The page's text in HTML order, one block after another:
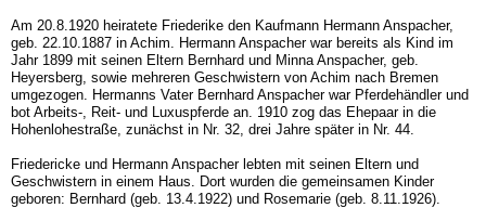
Am 20.8.1920 heiratete Friederike den Kaufmann Hermann Anspacher,
geb. 22.10.1887 in Achim. Hermann Anspacher war bereits als Kind im
Jahr 1899 mit seinen Eltern Bernhard und Minna Anspacher, geb.
Heyersberg, sowie mehreren Geschwistern von Achim nach Bremen
umgezogen. Hermanns Vater Bernhard Anspacher war Pferdehändler und
bot Arbeits-, Reit- und Luxuspferde an. 1910 zog das Ehepaar in die
Hohenlohestraße, zunächst in Nr. 32, drei Jahre später in Nr. 44.
Friedericke und Hermann Anspacher lebten mit seinen Eltern und
Geschwistern in einem Haus. Dort wurden die gemeinsamen Kinder
geboren: Bernhard (geb. 13.4.1922) und Rosemarie (geb. 8.11.1926).